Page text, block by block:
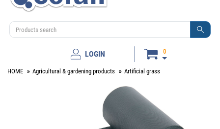
LOGIN 0
HOME Agricultural & gardening products Artificial grass